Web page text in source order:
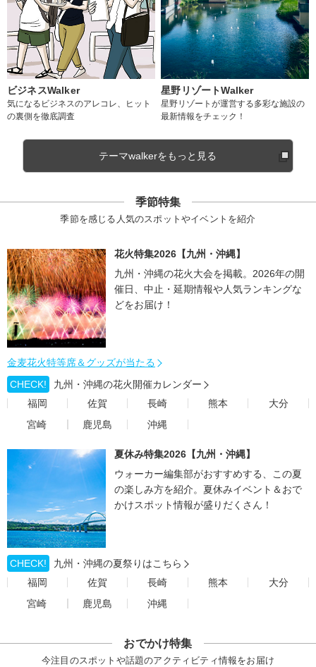
ビジネスWalker
気になるビジネスのアレコレ、ヒット
の裏側を徹底調査
星野リゾートWalker
星野リゾートが運営する多彩な施設の
最新情報をチェック！
テーマwalkerをもっと見る
季節特集
季節を感じる人気のスポットやイベントを紹介
花火特集2026【九州・沖縄】
九州・沖縄の花火大会を掲載。2026年の開
催日、中止・延期情報や人気ランキングな
どをお届け！
金麦花火特等席＆グッズが当たる
CHECK!
九州・沖縄の花火開催カレンダー
福岡
佐賀 長崎 熊本
大分
宮崎
鹿児島 沖縄
夏休み特集2026【九州・沖縄】
ウォーカー編集部がおすすめする、この夏
の楽しみ方を紹介。夏休みイベント＆おで
かけスポット情報が盛りだくさん！
CHECK!
九州・沖縄の夏祭りはこちら
福岡
佐賀 長崎 熊本
大分
宮崎
鹿児島 沖縄
おでかけ特集
今注目のスポットや話題のアクティビティ情報をお届け